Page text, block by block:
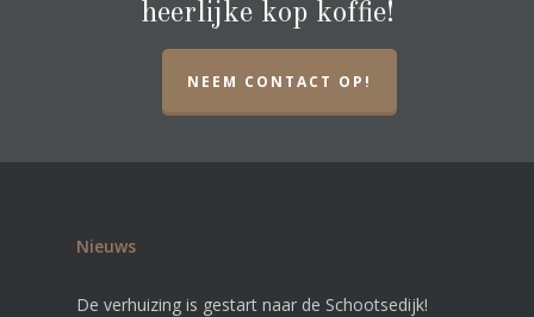
heerlijke kop koffie!
NEEM CONTACT OP!
Nieuws
De verhuizing is gestart naar de Schootsedijk!